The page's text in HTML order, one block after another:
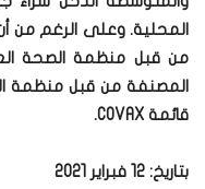
المحلية. وعلى الرغم من
من قبل منظمة الصحة
المصنفة من قبل منظمة
قائمة COVAX.
بتاريخ: 12 فبراير 2021